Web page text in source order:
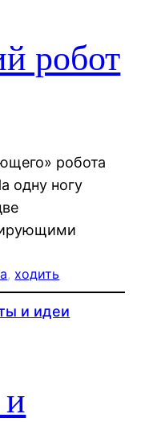
робот
робота
одну ногу
, ходить
и идеи